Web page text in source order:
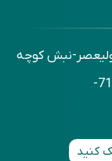
ولیعصر-نبش کوچه
18-فروشگاه ایرانتک 24- کدپستی:7183943773-
کنید